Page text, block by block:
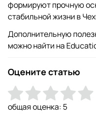
формируют прочную
стабильной жизни в
Дополнительную
можно найти на
Оцените статью
общая оценка: 5